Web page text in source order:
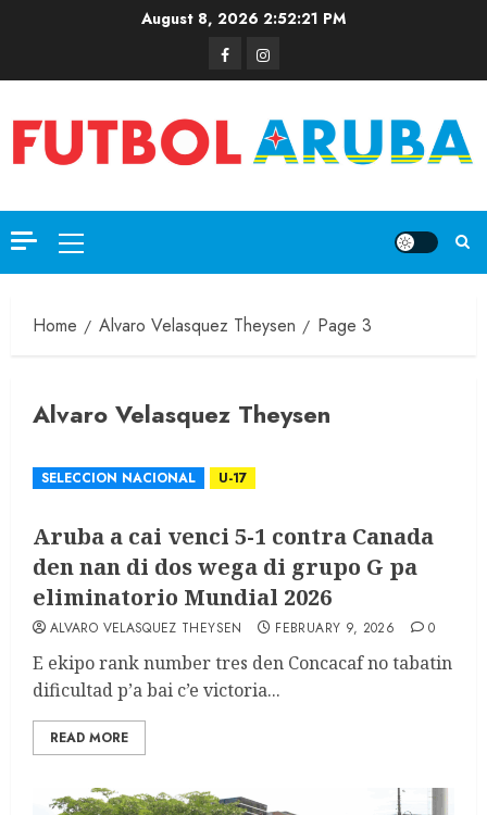
August 8, 2026 2:52:22 PM
Home Alvaro Velasquez Theysen Page 3
Alvaro Velasquez Theysen
SELECCION NACIONAL U-17
Aruba a cai venci 5-1 contra Canada
den nan di dos wega di grupo G pa
eliminatorio Mundial 2026
ALVARO VELASQUEZ THEYSEN FEBRUARY 9, 2026 0
E ekipo rank number tres den Concacaf no tabatin
dificultad p’a bai c’e victoria...
READ MORE